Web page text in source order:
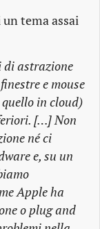
tema assai
di astrazione
e mouse
in cloud)
[…] Non
né ci
e, su un
Apple ha
o plug and